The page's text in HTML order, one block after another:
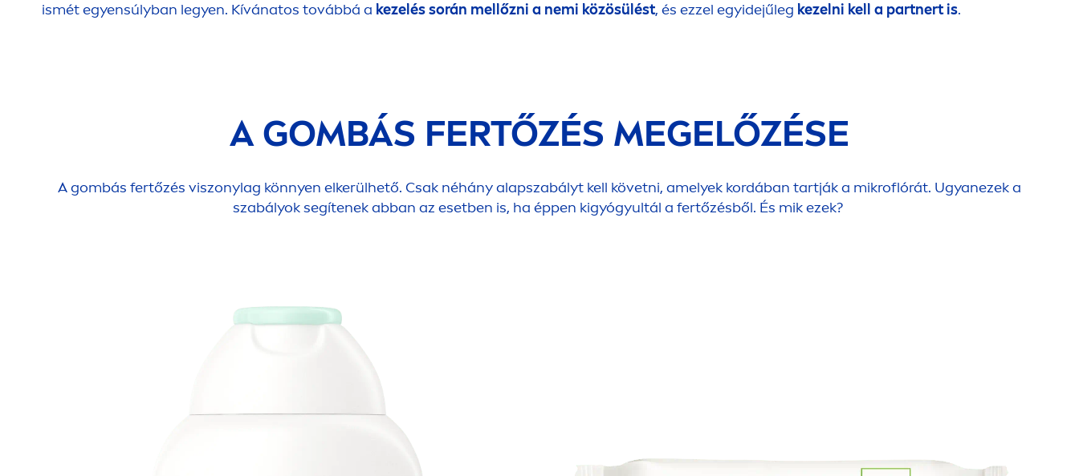
ismét egyensúlyban legyen. Kívánatos továbbá a kezelés során mellőzni a nemi közösülést, és ezzel egyidejűleg kezelni kell a partnert is.
A GOMBÁS FERTŐZÉS MEGELŐZÉSE
A gombás fertőzés viszonylag könnyen elkerülhető. Csak néhány alapszabályt kell követni, amelyek kordában tartják a mikroflórát. Ugyanezek a
szabályok segítenek abban az esetben is, ha éppen kigyógyultál a fertőzésből. És mik ezek?